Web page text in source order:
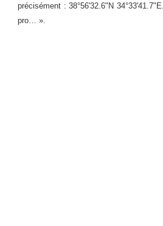
précisément : 38°56'32.6"N
pro… ».